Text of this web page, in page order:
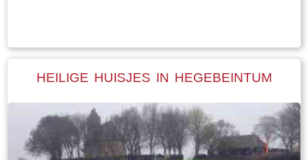
aub”. Het is de moeite waard om het park eens
heeft. Grote brokken zandsteen liggen her en
der verspreid door het park alsof er een enorme
explosie heeft plaatsgevonden. Niets is minder
HEILIGE HUISJES IN HEGEBEINTUM